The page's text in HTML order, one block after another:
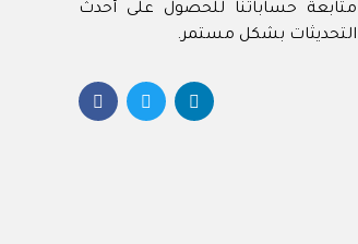
متابعة حساباتنا للحصول على أحدث
التحديثات بشكل مستمر.